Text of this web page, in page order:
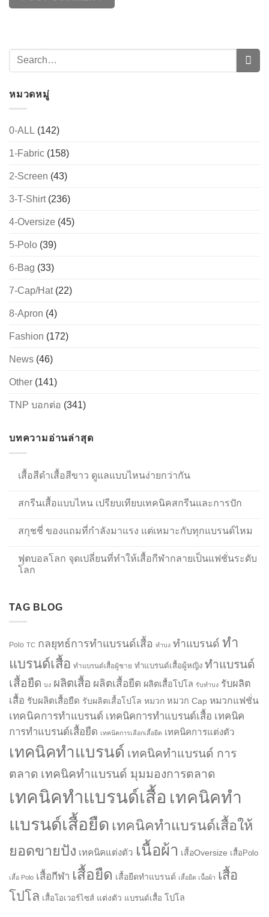
หมวดหมู่
0-ALL (142)
1-Fabric (158)
2-Screen (43)
3-T-Shirt(236)
4-Oversize (45)
5-Polo (39)
6-Bag (33)
7-Cap/Hat(22)
8-Apron (4)
Fashion (172)
News (46)
Other (141)
TNP บอกต่อ (341)
บทความอ่านล่าสุด
เสื้อสีดำเสื้อสีขาว ดูแลแบบไหนง่ายกว่ากัน
สกรีนเสื้อแบบไหน เปรียบเทียบเทคนิคสกรีนและการปัก
สกุชชี่ ของแถมที่กำลังมาแรง แต่เหมาะกับทุกแบรนด์ไหม
ฟุตบอลโลก จุดเปลี่ยนที่ทำให้เสื้อกีฬากลายเป็นแฟชั่นระดับ
โลก
TAG BLOG
Polo TC กลยุทธ์การทำแบรนด์เสื้อ ทำบง ทำแบรนด์ ทำ
แบรนด์เสื้อ ทำแบรนด์เสื้อผู้ชาย ทำแบรนด์เสื้อผู้หญิง ทำแบรนด์
เสื้อยืด บง ผลิตเสื้อ ผลิตเสื้อยืด ผลิตเสื้อโปโล รับทำบง รับผลิต
เสื้อ รับผลิตเสื้อยืด รับผลิตเสื้อโปโล หมวก หมวก Cap หมวกแฟชั่น
เทคนิคการทำแบรนด์ เทคนิคการทำแบรนด์เสื้อ เทคนิค
การทำแบรนด์เสื้อยืด เทคนิคการเลือกเสื้อยืด เทคนิคการแต่งตัว
เทคนิคทำแบรนด์ เทคนิคทำแบรนด์ การ
ตลาด เทคนิคทำแบรนด์ มุมมองการตลาด
เทคนิคทำแบรนด์เสื้อ เทคนิคทำ
แบรนด์เสื้อยืด เทคนิคทำแบรนด์เสื้อให้
ยอดขายปัง เทคนิคแต่งตัว เนื้อผ้า เสื้อOversize เสื้อPolo
เสื้อ Polo เสื้อกีฬา เสื้อยืด เสื้อยืดทำแบรนด์ เสื้อยืด เนื้อผ้า เสื้อ
โปโล เสื้อโอเวอร์ไซส์ แต่งตัว แบรนด์เสื้อ โปโล